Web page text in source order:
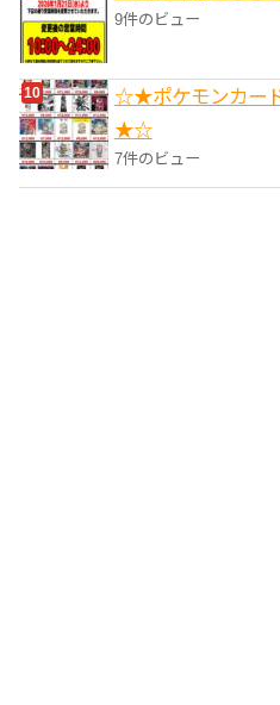
9件のビュー
☆★ポケモンカー
★☆
7件のビュー